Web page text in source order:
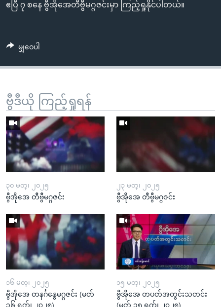
နေရာ
ဧပြီ ၇ စနေ ဗွီအိုအေတီဗွီမဂ္ဂဇင်းမှာ ကြည့်ရှုနိုင်ပါတယ်။
မျှဝေပါ
ဗွီဒီယို ကြည့်ရှုရန်
၃၀ မတ္၊ ၂၀၂၅
ဗွီအိုအေ တီဗွီမဂ္ဂဇင်း
၂၃ မတ္၊ ၂၀၂၅
ဗွီအိုအေ တီဗွီမဂ္ဂဇင်း
၁၆ မတ္၊ ၂၀၂၅
ဗွီအိုအေ တနင်္ဂနွေမဂ္ဂဇင်း (မတ်
၁၆ ရက်၊ ၂၀၂၅)
၁၅ မတ္၊ ၂၀၂၅
ဗွီအိုအေ တပတ်အတွင်းသတင်း
(မတ် ၁၅ ရက်၊ ၂၀၂၅)